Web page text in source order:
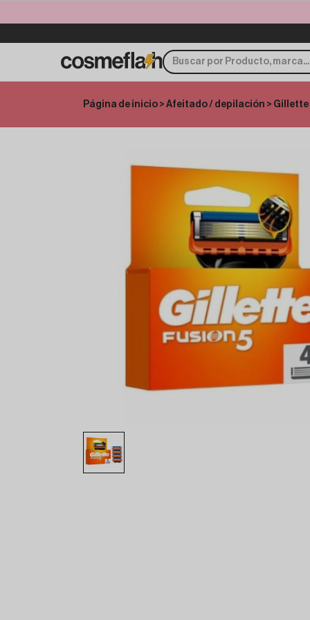
Página de inicio > Afeitado / depilación >